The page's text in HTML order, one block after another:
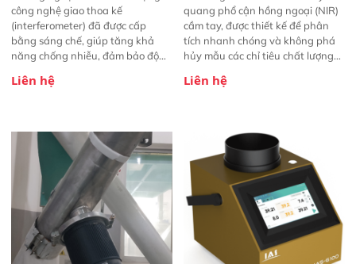
công nghệ giao thoa kế
(interferometer) đã được cấp
bằng sáng chế, giúp tăng khả
năng chống nhiễu, đảm bảo độ
Phạm vi ứng dụng rộng: Đáp ứng
ngành công nghiệp khác nhau. 
Độ nhạy cao: Trang bị đầu dò
InGaAs độ nhạy cao, cung cấp
phản hồi phổ tuyến tính đầy đủ,
đảm bảo độ chính xác và khả
năng lặp lại tối ưu.
Liên hệ
quang phổ cận hồng ngoại (NIR)
cầm tay, được thiết kế để phân
tích nhanh chóng và không phá
hủy mẫu các chỉ tiêu chất lượng
Thiết bị linh hoạt cho nhiều kịch
trực tiếp ngoài đồng ruộng.
Liên hệ